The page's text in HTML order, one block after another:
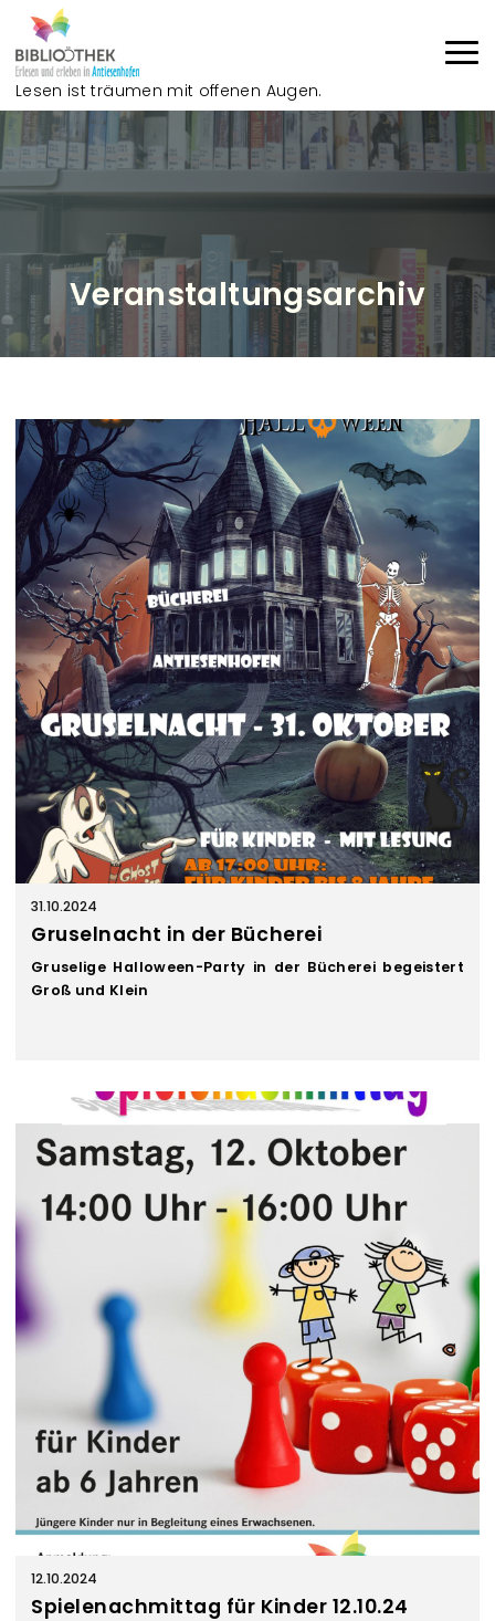
Lesen ist träumen mit offenen Augen.
Veranstaltungsarchiv
e
r
a
n
s
t
a
l
t
u
n
g
e
31.10.2024
Gruselnacht in der Bücherei
Gruselige Halloween-Party in der Bücherei begeistert
Groß und Klein
12.10.2024
Spielenachmittag für Kinder 12.10.24